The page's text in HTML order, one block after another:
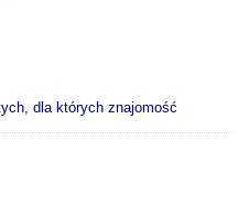
dla których znajomość